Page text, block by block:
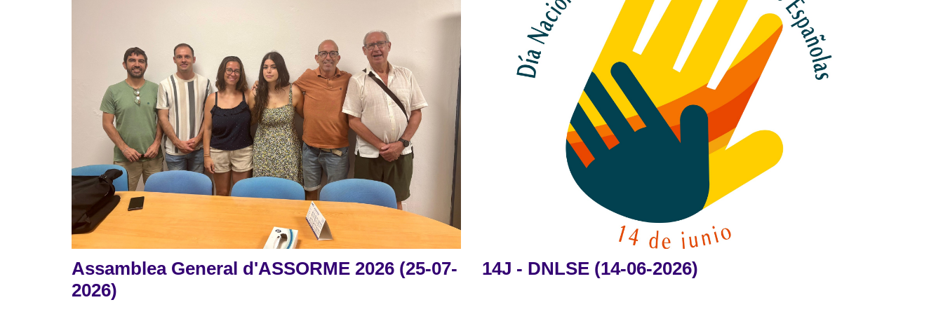
Assamblea General d'ASSORME 2026 (25-07-
2026)
14J - DNLSE (14-06-2026)